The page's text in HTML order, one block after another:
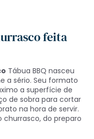
feita
Tábua BBQ nasceu
a sério. Seu formato
a superfície de
de sobra para cortar
na hora de servir.
churrasco, do preparo